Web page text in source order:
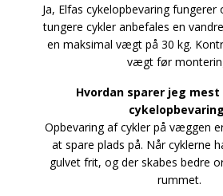
Ja, Elfas cykelopbevaring fungerer
tungere cykler anbefales en
en maksimal vægt på 30 kg.
vægt før
Hvordan sparer jeg mest
Opbevaring af cykler på væggen
at spare plads på. Når cyklerne
gulvet frit, og der skabes bedre
rummet.